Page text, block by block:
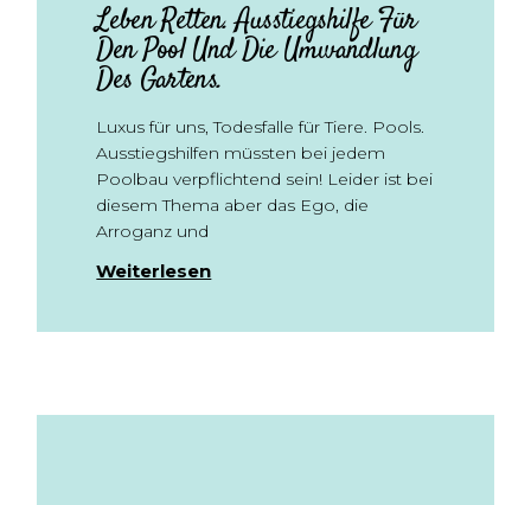
Leben Retten. Ausstiegshilfe Für
Den Pool Und Die Umwandlung
Des Gartens.
Luxus für uns, Todesfalle für Tiere. Pools.
Ausstiegshilfen müssten bei jedem
Poolbau verpflichtend sein! Leider ist bei
diesem Thema aber das Ego, die
Arroganz und
Weiterlesen